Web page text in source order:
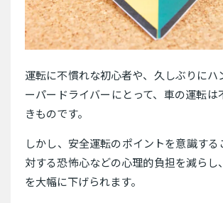
運転に不慣れな初心者や、久しぶりにハ
ーパードライバーにとって、車の運転は
きものです。
しかし、安全運転のポイントを意識する
対する恐怖心などの心理的負担を減らし
を大幅に下げられます。